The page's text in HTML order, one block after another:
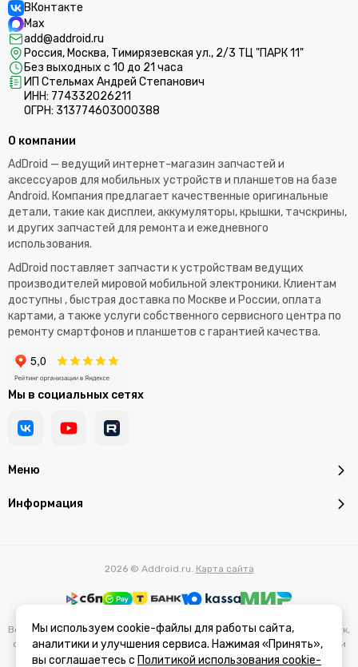
ВКонтакте
Max
add@addroid.ru
Россия, Москва, Тимирязевская ул., 2/3 ТЦ "ПАРК 11"
Без выходных с 10 до 21 часа
ИП Стельмах Андрей Степанович
ИНН: 774332026211
ОГРН: 313774603000388
Меню
Информация
О компании
AdDroid — ведущий интернет-магазин запчастей и
аксессуаров для мобильных устройств и планшетов на базе
Android. Компания предлагает качественные оригинальные
детали, такие как дисплеи, аккумуляторы, крышки, тачскрины,
и других запчастей для ремонта и ежедневного
использования.​
AdDroid поставляет запчасти к устройствам ведущих
производителей мировой мобильной электроники. Клиентам
доступны , быстрая доставка по Москве и России, оплата
картами, а также услуги собственного сервисного центра по
ремонту смартфонов и планшетов с гарантией качества.
Мы в социальных сетях
2026 © Addroid.ru. Карта сайта
Вся представленная на сайте информация, касающаяся характеристик,
стоимости товаров и услуг, носит информационный характер и ни при
каких условиях не является публичной офертой, определяемой
Мы используем cookie-файлы для работы сайта,
аналитики и улучшения сервиса. Нажимая «Принять»,
вы соглашаетесь с Политикой использования cookie-